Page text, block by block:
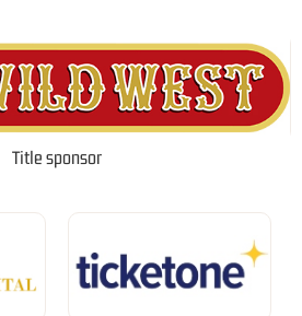
Title sponsor